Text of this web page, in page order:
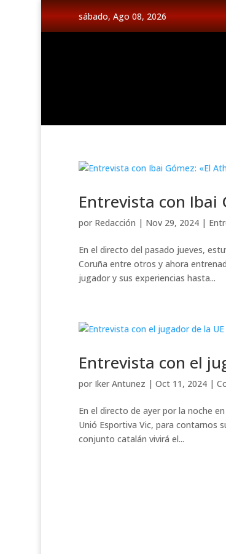
sábado, Ago 08, 2026
Entrevista con Ibai
por Redacción | Nov 29, 2024|
En el directo del pasado jueves,
Coruña entre otros y ahora
jugador y sus experiencias hasta...
Entrevista con el
por Iker Antunez | Oct 11, 2024|
En el directo de ayer por la noche
Unió Esportiva Vic, para contarnos
conjunto catalán vivirá el...